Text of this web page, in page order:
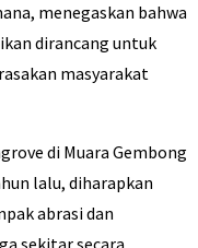
menegaskan bahwa
dirancang untuk
masyarakat
di Muara Gembong
lalu, diharapkan
abrasi dan